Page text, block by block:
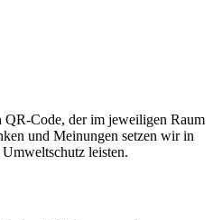
QR-Code, der im jeweiligen Raum
und Meinungen setzen wir in
leisten.